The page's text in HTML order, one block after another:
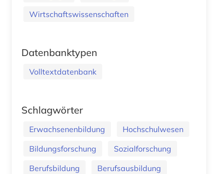
Wirtschaftswissenschaften
Datenbanktypen
Volltextdatenbank
Schlagwörter
Erwachsenenbildung
Hochschulwesen
Bildungsforschung
Sozialforschung
Berufsbildung
Berufsausbildung